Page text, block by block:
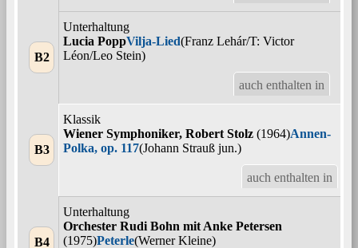
B2
Unterhaltung
Lucia PoppVilja-Lied(Franz Lehár/T: Victor
Léon/Leo Stein)
auch enthalten in
B3
Klassik
Wiener Symphoniker, Robert Stolz (1964)Annen-
Polka, op. 117(Johann Strauß jun.)
auch enthalten in
B4
Unterhaltung
Orchester Rudi Bohn mit Anke Petersen
(1975)Peterle(Werner Kleine)